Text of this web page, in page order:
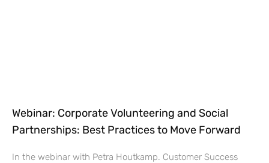
Webinar: Corporate Volunteering and Social
Partnerships: Best Practices to Move Forward
In the webinar with Petra Houtkamp. Customer Success